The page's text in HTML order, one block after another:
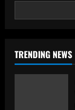
TRENDING NEWS
1